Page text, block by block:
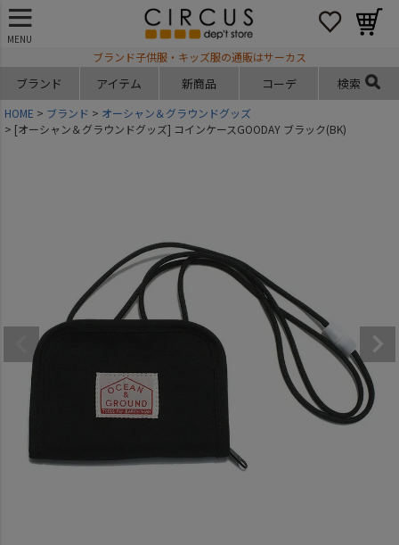
MENU
ブランド子供服・キッズ服の通販はサーカス
ブランド アイテム 新商品 コーデ 検索
HOME ブランド
オーシャン＆グラウンドグッズ
[オーシャン＆グラウンドグッズ] コインケースGOODAY ブラック(BK)